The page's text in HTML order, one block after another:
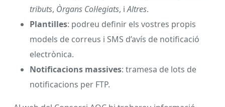
tributs, Òrgans Col·legiats, iAltres.
Plantilles: podreu definir els vostres propis
models de correus i SMS d’avís de notificació
electrònica.
Notificacions massives: tramesa de lots de
notificacions per FTP.